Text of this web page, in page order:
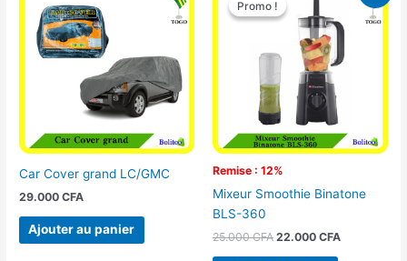
Car Cover grand LC/GMC
29.000CFA
Ajouter au panier
Promo !
Remise : 12%
Promo !
Mixeur Smoothie Binatone
BLS-360
25.000CFA
initial
était :
25.000 CFA.
22.000 CFA
actuel
est :